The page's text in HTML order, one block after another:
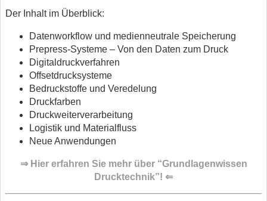
Der Inhalt im Überblick:
Datenworkflow und medienneutrale Speicherung
Prepress-Systeme – Von den Daten zum Druck
Digitaldruckverfahren
Offsetdrucksysteme
Bedruckstoffe und Veredelung
Druckfarben
Druckweiterverarbeitung
Logistik und Materialfluss
Neue Anwendungen
⇒ Hier erfahren Sie mehr über “Grundlagenwissen
Drucktechnik”! ⇐